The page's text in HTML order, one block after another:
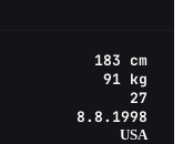
183 cm
91 kg
27
8.8.1998
USA